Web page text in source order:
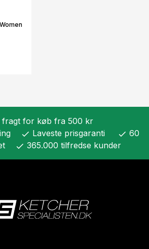
fragt for køb fra 500 kr
check Laveste prisgaranti check 60
check 365.000 tilfredse kunder